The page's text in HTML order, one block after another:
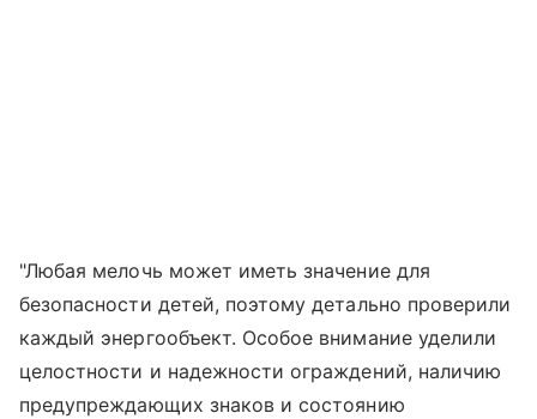
"Любая мелочь может иметь значение для
безопасности детей, поэтому детально проверили
каждый энергообъект. Особое внимание уделили
целостности и надежности ограждений, наличию
предупреждающих знаков и состоянию